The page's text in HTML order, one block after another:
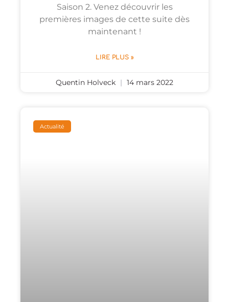
Saison 2. Venez découvrir les
premières images de cette suite dès
maintenant !
LIRE PLUS »
Quentin Holveck 14 mars 2022
Actualité